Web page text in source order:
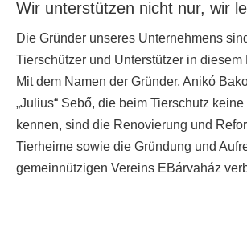
Wir unterstützen nicht nur, wir
Die Gründer unseres Unternehmens
Tierschützer und Unterstützer in diesem
Mit dem Namen der Gründer, Anikó
„Julius“ Sebő, die beim Tierschutz keine
kennen, sind die Renovierung und
Tierheime sowie die Gründung und
gemeinnützigen Vereins EBárvaház